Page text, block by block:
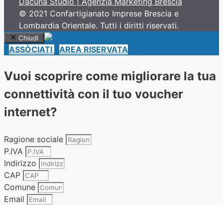
© 2021 Confartigianato Imprese Brescia e
Lombardia Orientale. Tutti i diritti riservati.
Chiudi
ASSÒCIATI AREA RISERVATA
Vuoi scoprire come migliorare la tua
connettività con il tuo voucher
internet?
Ragione sociale
P.IVA
Indirizzo
CAP
Comune
Email